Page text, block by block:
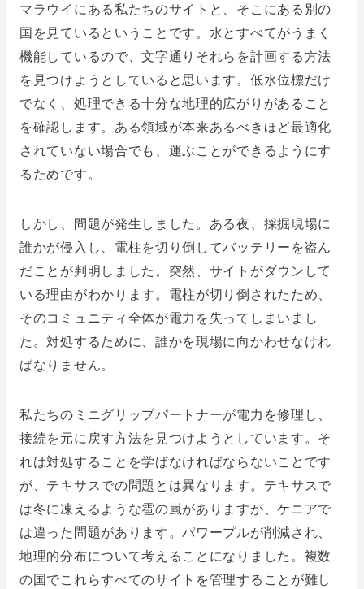
マラウイにある私たちのサイトと、そこにある別の
国を見ているということです。水とすべてがうまく
機能しているので、文字通りそれらを計画する方法
を見つけようとしていると思います。低水位標だけ
でなく、処理できる十分な地理的広がりがあること
を確認します。ある領域が本来あるべきほど最適化
されていない場合でも、運ぶことができるようにす
るためです。
しかし、問題が発生しました。ある夜、採掘現場に
誰かが侵入し、電柱を切り倒してバッテリーを盗ん
だことが判明しました。突然、サイトがダウンして
いる理由がわかります。電柱が切り倒されたため、
そのコミュニティ全体が電力を失ってしまいまし
た。対処するために、誰かを現場に向かわせなけれ
ばなりません。
私たちのミニグリップパートナーが電力を修理し、
接続を元に戻す方法を見つけようとしています。そ
れは対処することを学ばなければならないことです
が、テキサスでの問題とは異なります。テキサスで
は冬に凍えるような雹の嵐がありますが、ケニアで
は違った問題があります。パワープルが削減され、
地理的分布について考えることになりました。複数
の国でこれらすべてのサイトを管理することが難し